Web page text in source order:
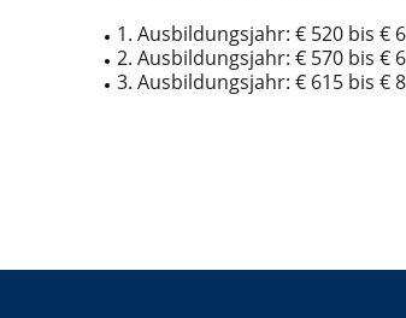
1. Ausbildungsjahr: € 520 bis €
2. Ausbildungsjahr: € 570 bis €
3. Ausbildungsjahr: € 615 bis €